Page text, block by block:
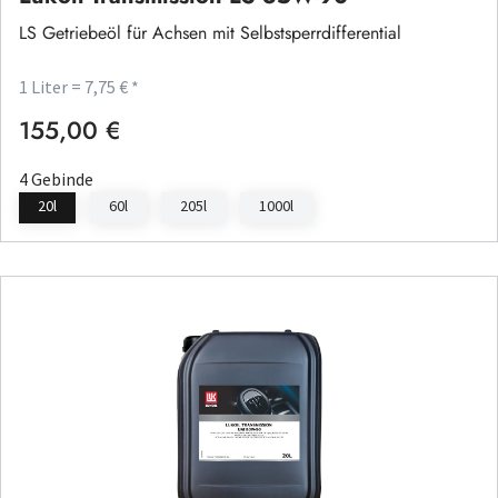
LS Getriebeöl für Achsen mit Selbstsperrdifferential
1 Liter = 7,75 € *
Regulärer Preis:
155,00 €
4 Gebinde
20l 60l 205l 1000l